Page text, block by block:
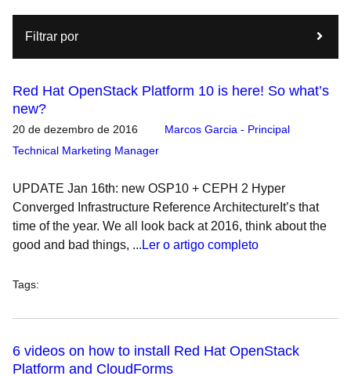
Filtrar por
Red Hat OpenStack Platform 10 is here! So what’s
new?
20 de dezembro de 2016
Marcos Garcia - Principal
Technical Marketing Manager
UPDATE Jan 16th: new OSP10 + CEPH 2 Hyper
Converged Infrastructure Reference ArchitectureIt’s that
time of the year. We all look back at 2016, think about the
good and bad things, ... Ler o artigo completo
Tags:
6 videos on how to install Red Hat OpenStack
Platform and CloudForms